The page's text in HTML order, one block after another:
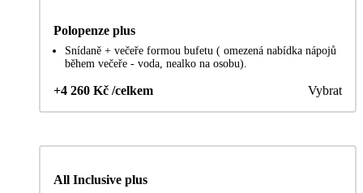
Polopenze plus
Snídaně + večeře formou bufetu ( omezená nabídka nápojů
během večeře - voda, nealko na osobu).
+4 260 Kč /celkem Vybrat
All Inclusive plus